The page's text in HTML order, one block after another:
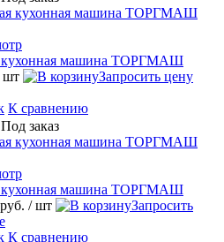
кухонная машина ТОРГМАШ
шт
Запросить цену
К сравнению
Под заказ
кухонная машина ТОРГМАШ
/ шт
Запросить
К сравнению